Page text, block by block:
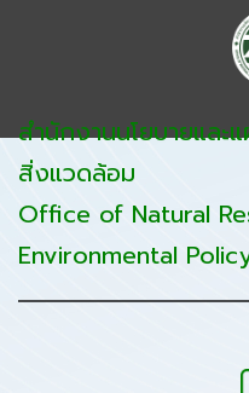
สำนักงานนโยบายและ
สิ่งแวดล้อม
Office of Natural
Environmental